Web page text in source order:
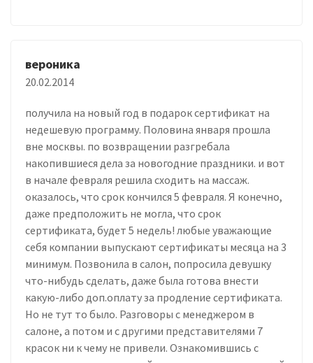
вероника
20.02.2014
получила на новый год в подарок сертификат на
недешевую программу. Половина января прошла
вне москвы. по возвращении разгребала
накопившиеся дела за новогодние праздники. и вот
в начале февраля решила сходить на массаж.
оказалось, что срок кончился 5 февраля. Я конечно,
даже предположить не могла, что срок
сертификата, будет 5 недель! любые уважающие
себя компании выпускают сертификаты месяца на 3
минимум. Позвонила в салон, попросила девушку
что-нибудь сделать, даже была готова внести
какую-либо доп.оплату за продление сертификата.
Но не тут то было. Разговоры с менеджером в
салоне, а потом и с другими представителями 7
красок ни к чему не привели. Ознакомившись с